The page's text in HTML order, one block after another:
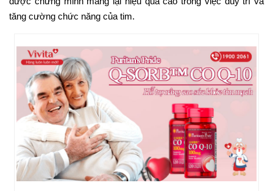
tăng cường chức năng của tim.